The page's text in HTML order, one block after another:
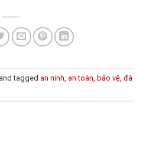
and tagged an ninh, an toàn, bảo vệ, đà